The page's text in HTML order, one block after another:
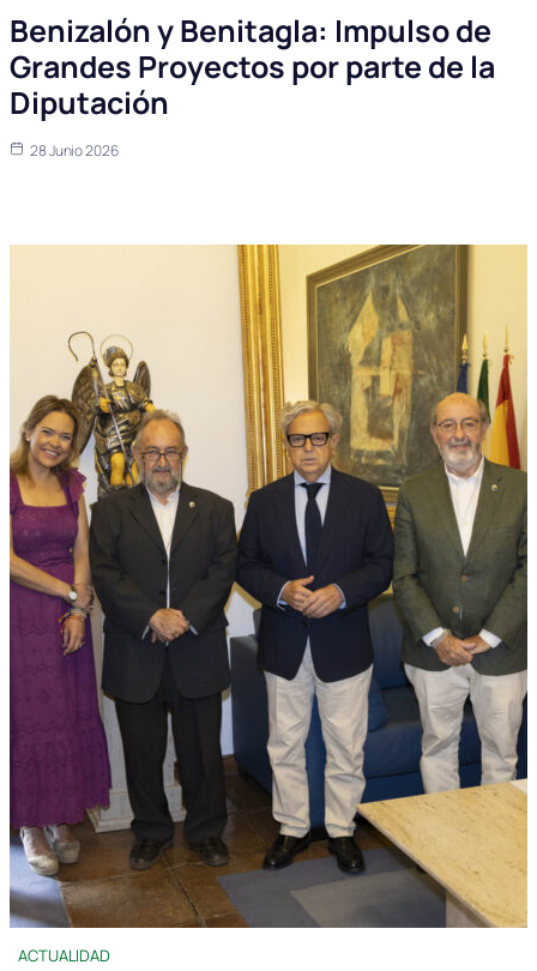
Benizalón y Benitagla: Impulso de
Grandes Proyectos por parte de la
Diputación
28 Junio 2026
ACTUALIDAD